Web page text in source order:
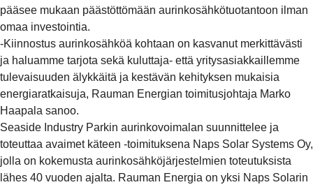
pääsee mukaan päästöttömään aurinkosähkötuotantoon ilman
omaa investointia.
-Kiinnostus aurinkosähköä kohtaan on kasvanut merkittävästi
ja haluamme tarjota sekä kuluttaja- että yritysasiakkaillemme
tulevaisuuden älykkäitä ja kestävän kehityksen mukaisia
energiaratkaisuja, Rauman Energian toimitusjohtaja Marko
Haapala sanoo.
Seaside Industry Parkin aurinkovoimalan suunnittelee ja
toteuttaa avaimet käteen -toimituksena Naps Solar Systems Oy,
jolla on kokemusta aurinkosähköjärjestelmien toteutuksista
lähes 40 vuoden ajalta. Rauman Energia on yksi Naps Solarin